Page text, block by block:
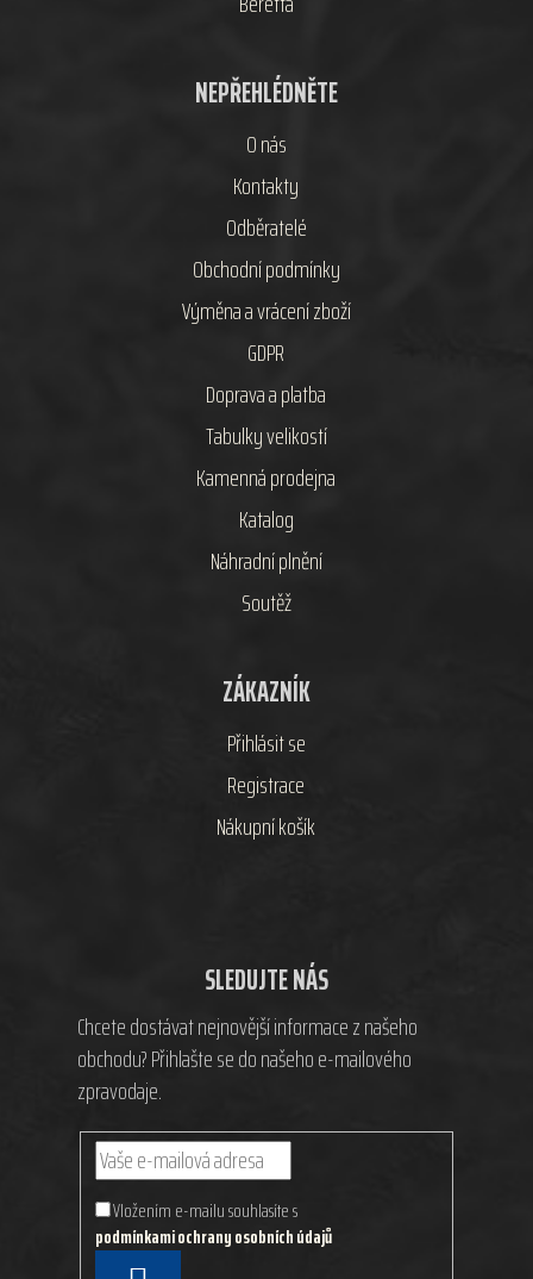
NEPŘEHLÉDNĚTE
O nás
Kontakty
Odběratelé
Obchodní podmínky
Výměna a vrácení zboží
GDPR
Doprava a platba
Tabulky velikostí
Kamenná prodejna
Katalog
Náhradní plnění
Soutěž
ZÁKAZNÍK
Přihlásit se
Registrace
Nákupní košík
SLEDUJTE NÁS
Chcete dostávat nejnovější informace z našeho
obchodu? Přihlašte se do našeho e-mailového
zpravodaje.
Vložením e-mailu souhlasíte s
podmínkami ochrany osobních údajů